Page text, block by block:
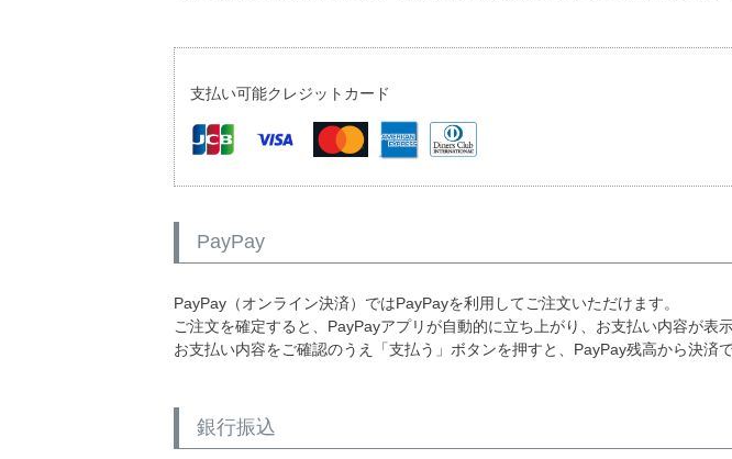
支払い可能クレジットカード
PayPay
PayPay（オンライン決済）ではPayPayを利用してご注文いただけます。
ご注文を確定すると、PayPayアプリが自動的に立ち上がり、お支払い内容が表示
お支払い内容をご確認のうえ「支払う」ボタンを押すと、PayPay残高から決済で
銀行振込